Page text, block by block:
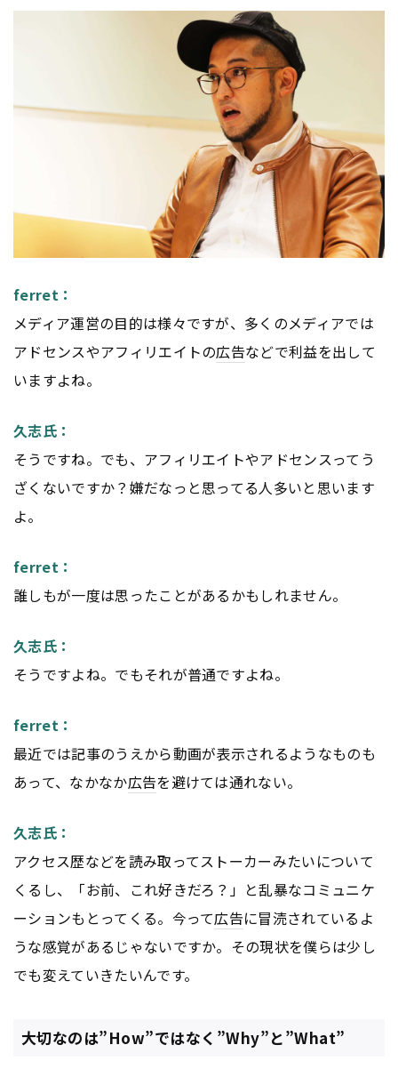
ferret：
メディア運営の目的は様々ですが、多くのメディアでは
アドセンスやアフィリエイトの広告などで利益を出して
いますよね。
久志氏：
そうですね。でも、アフィリエイトやアドセンスってう
ざくないですか？嫌だなっと思ってる人多いと思います
よ。
ferret：
誰しもが一度は思ったことがあるかもしれません。
久志氏：
そうですよね。でもそれが普通ですよね。
ferret：
最近では記事のうえから動画が表示されるようなものも
あって、なかなか広告を避けては通れない。
久志氏：
アクセス歴などを読み取ってストーカーみたいについて
くるし、「お前、これ好きだろ？」と乱暴なコミュニケ
ーションもとってくる。今って広告に冒涜されているよ
うな感覚があるじゃないですか。その現状を僕らは少し
でも変えていきたいんです。
大切なのは”How”ではなく”Why”と”What”